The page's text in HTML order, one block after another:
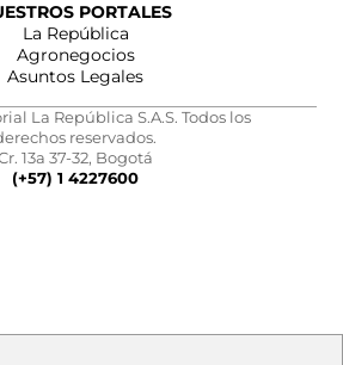
PORTALES
La República
Agronegocios
Asuntos Legales
La República S.A.S. Todos los
reservados.
13a 37-32, Bogotá
(+57) 1 4227600